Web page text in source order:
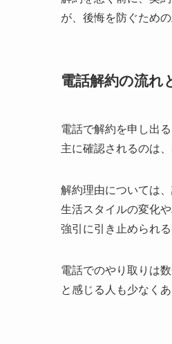
が、後悔を防ぐため
電話解約の流れ
電話で解約を申し出
主に確認されるのは
解約理由については
生活スタイルの変化
強引に引き止められ
電話でのやり取りは
と感じる人も少なくあ